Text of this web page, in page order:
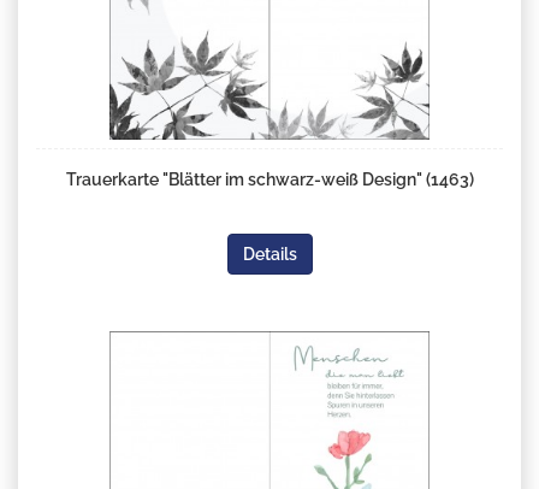
Trauerkarte "Blätter im schwarz-weiß Design" (1463)
Details